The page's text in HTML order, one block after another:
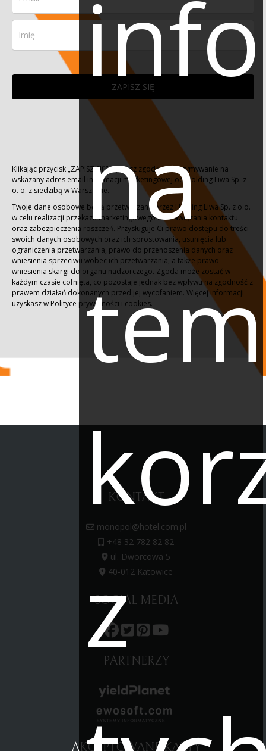
na
z
ZAPISZ SIĘ
Klikając przycisk „ZAPISZ SIĘ” wyraższ zgodę na otrzymywanie na
wskazany adres email informacji marketingowej od Holding Liwa Sp. z
o. o. z siedzibą w Warszawie.
Twoje dane osobowe będą przetwarzane przez Holding Liwa Sp. z o.o.
w celu realizacji przekazu marketingowego lub nawiązania kontaktu
oraz zabezpieczenia roszczeń. Przysługuje Ci prawo dostępu do treści
swoich danych osobowych oraz ich sprostowania, usunięcia lub
ograniczenia przetwarzania, prawo do przenoszenia danych oraz
wniesienia sprzeciwu wobec ich przetwarzania, a także prawo
wniesienia skargi do organu nadzorczego. Zgoda może zostać w
każdym czasie cofnięta, co pozostaje jednak bez wpływu na zgodność z
prawem działań dokonanych przed jej wycofaniem. Więcej informacji
uzyskasz w Polityce prywatności i cookies.
KONTAKT
monopol@hotel.com.pl
+48 32 782 82 82
ul. Dworcowa 5
40-012 Katowice
SOCIAL MEDIA
PARTNERZY
AKCEPTOWANE KARTY